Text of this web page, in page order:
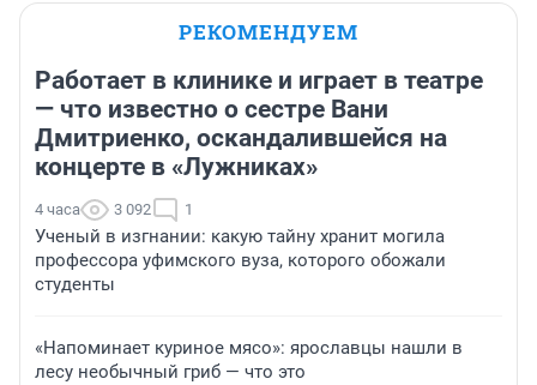
РЕКОМЕНДУЕМ
Работает в клинике и играет в театре
— что известно о сестре Вани
Дмитриенко, оскандалившейся на
концерте в «Лужниках»
4 часа 3 092 1
Ученый в изгнании: какую тайну хранит могила
профессора уфимского вуза, которого обожали
студенты
«Напоминает куриное мясо»: ярославцы нашли в
лесу необычный гриб — что это